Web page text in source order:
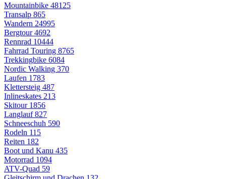
Mountainbike 48125
Transalp 865
Wandern 24995
Bergtour4692
Rennrad 10444
Fahrrad Touring 8765
Trekkingbike 6084
Nordic Walking 370
Laufen 1783
Klettersteig 487
Inlineskates 213
Skitour 1856
Langlauf827
Schneeschuh 590
Rodeln 115
Reiten 182
Boot und Kanu 435
Motorrad 1094
ATV-Quad 59